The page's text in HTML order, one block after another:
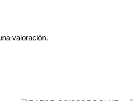
valoración.